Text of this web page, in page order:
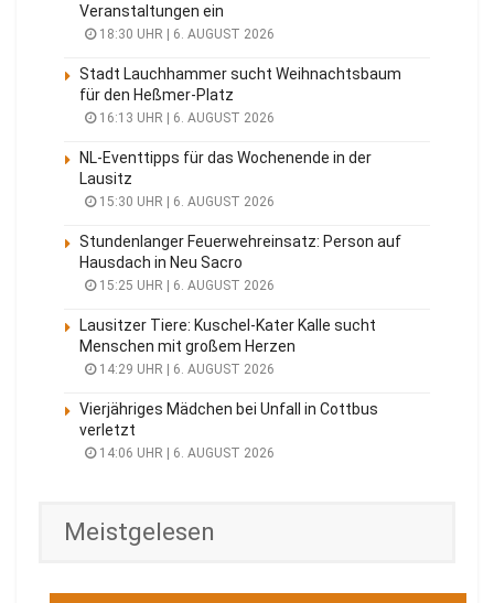
Veranstaltungen ein
18:30 UHR | 6. AUGUST 2026
Stadt Lauchhammer sucht Weihnachtsbaum
für den Heßmer-Platz
16:13 UHR | 6. AUGUST 2026
NL-Eventtipps für das Wochenende in der
Lausitz
15:30 UHR | 6. AUGUST 2026
Stundenlanger Feuerwehreinsatz: Person auf
Hausdach in Neu Sacro
15:25 UHR | 6. AUGUST 2026
Lausitzer Tiere: Kuschel-Kater Kalle sucht
Menschen mit großem Herzen
14:29 UHR | 6. AUGUST 2026
Vierjähriges Mädchen bei Unfall in Cottbus
verletzt
14:06 UHR | 6. AUGUST 2026
Meistgelesen